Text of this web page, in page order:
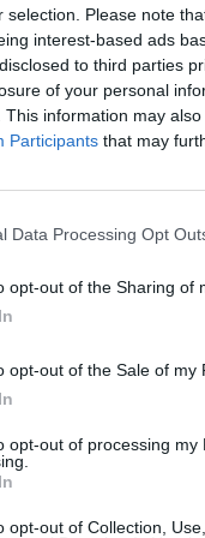
selection. Please note
interest-based ads
to third parties
of your personal
This information may
Participants that may
Data Processing Opt
opt-out of the Sharing of
opt-out of the Sale of my
opt-out of processing my
opt-out of Collection,
per i rimanenti
dovrà anche
per il servizio
spiccioli,
Rudy